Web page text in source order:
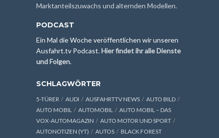
Marktanteilszuwachs und alternden Modellen.
PODCAST
Ein Mal die Woche veröffentlichen wir unseren
Ausfahrt.tv Podcast.Hier findet ihr alle Dienste
und Folgen.
SCHLAGWÖRTER
5-TÜRER AUDI AUSFAHRTTV NEWS
AUTO BILD
AUTO MOBIL
AUTOMOBIL
AUTO MOBIL – DAS
VOX-AUTOMAGAZIN
AUTO MOTOR UND SPORT
AUTONOTIZEN (YT)
AUTOS
BLACK FOREST